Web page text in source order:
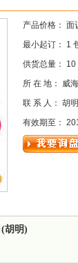
产品价格： 面
最小起订： 1
供货总量： 10
所 在 地： 威海
联 系 人： 胡
有效期至：
(胡明)